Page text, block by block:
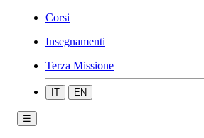
Corsi
Insegnamenti
Terza Missione
IT EN
☰